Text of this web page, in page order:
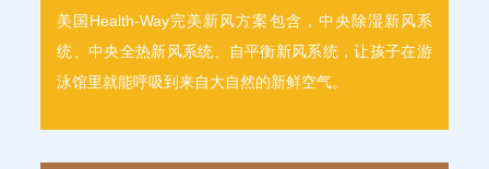
美国Health-Way完美新风方案包含，中央除湿新风系
统、中央全热新风系统、自平衡新风系统，让孩子在游
泳馆里就能呼吸到来自大自然的新鲜空气。